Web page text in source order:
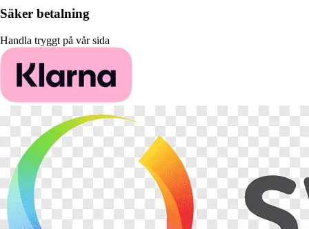
Säker betalning
Handla tryggt på vår sida